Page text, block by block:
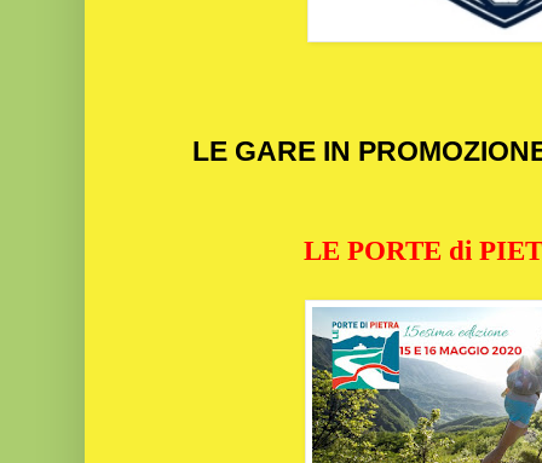
LE GARE IN
LE PORTE di